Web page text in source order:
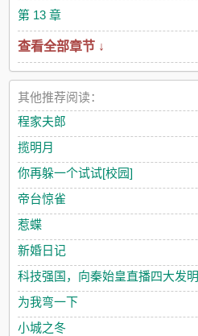
第 13 章
查看全部章节 ↓
其他推荐阅读：
程家夫郎
揽明月
你再躲一个试试[校园]
帝台惊雀
惹蝶
新婚日记
科技强国，向秦始皇直播四大发明
为我弯一下
小城之冬